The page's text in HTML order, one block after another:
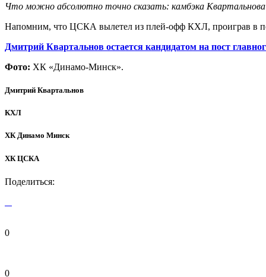
Что можно абсолютно точно сказать: камбэка
Напомним, что ЦСКА вылетел из плей-офф КХЛ, проиграв в
Дмитрий Квартальнов остается кандидатом на пост
Фото: ХК «Динамо-Минск».
Дмитрий Квартальнов
КХЛ
ХК Динамо Минск
ХК ЦСКА
Поделиться:
0
0